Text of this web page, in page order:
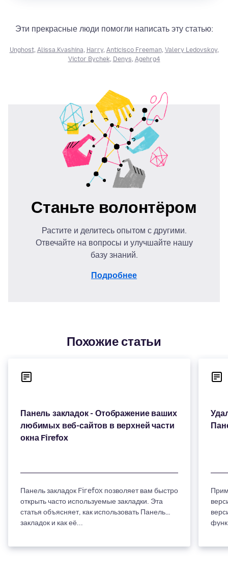
Эти прекрасные люди помогли написать эту статью:
Unghost, Alissa.Kvashina, Harry, Anticisco Freeman, Valery Ledovskoy,
Victor Bychek, Denys, Agehrg4
Станьте волонтёром
Растите и делитесь опытом с другими.
Отвечайте на вопросы и улучшайте нашу
базу знаний.
Подробнее
Похожие статьи
Панель закладок - Отображение ваших
любимых веб-сайтов в верхней части
Панель закладок Firefox позволяет вам быстро
открыть часто используемые закладки. Эта
статья объясняет, как использовать Панель
закладок и как её...